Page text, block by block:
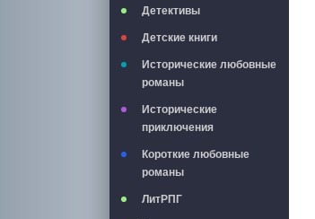
Детективы
Детские книги
Исторические любовные
романы
Исторические
приключения
Короткие любовные
романы
ЛитРПГ